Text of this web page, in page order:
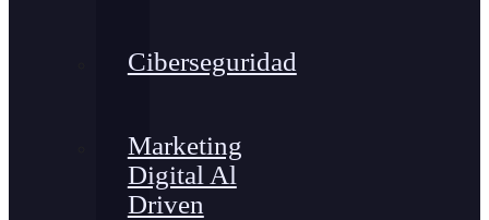
Ciberseguridad
Marketing
Digital Al
Driven